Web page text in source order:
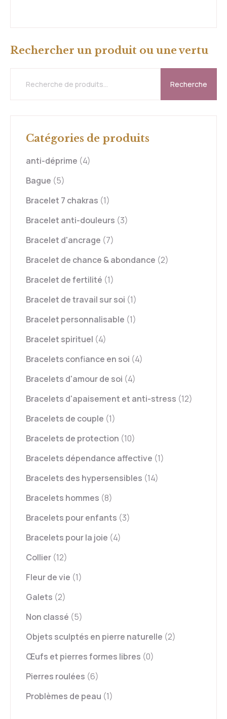
Rechercher un produit ou une vertu
Recherche
Catégories de produits
anti-déprime (4)
Bague (5)
Bracelet 7 chakras (1)
Bracelet anti-douleurs (3)
Bracelet d'ancrage (7)
Bracelet de chance & abondance (2)
Bracelet de fertilité (1)
Bracelet de travail sur soi (1)
Bracelet personnalisable (1)
Bracelet spirituel (4)
Bracelets confiance en soi (4)
Bracelets d'amour de soi (4)
Bracelets d'apaisement et anti-stress (12)
Bracelets de couple (1)
Bracelets de protection (10)
Bracelets dépendance affective (1)
Bracelets des hypersensibles (14)
Bracelets hommes (8)
Bracelets pour enfants (3)
Bracelets pour la joie (4)
Collier (12)
Fleur de vie (1)
Galets (2)
Non classé (5)
Objets sculptés en pierre naturelle (2)
Œufs et pierres formes libres (0)
Pierres roulées (6)
Problèmes de peau (1)